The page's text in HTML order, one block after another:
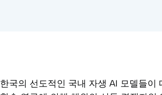
한국의 선도적인 국내 자생 AI 모델들